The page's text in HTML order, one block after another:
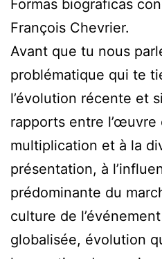
Formas biograficas
François Chevrier.
Avant que tu nous
problématique qui te
l’évolution récente et
rapports entre
multiplication et à la
présentation, à
prédominante du
culture de
globalisée, évolution